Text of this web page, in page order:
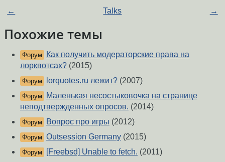
← Talks →
Похожие темы
Форум
Как получить модераторские права на
лорквотсах? (2015)
Форум lorquotes.ru лежит? (2007)
Форум
Маленькая несостыковочка на странице
неподтвержденных опросов. (2014)
Форум Вопрос про игры (2012)
Форум Outsession Germany (2015)
Форум [Freebsd] Unable to fetch. (2011)